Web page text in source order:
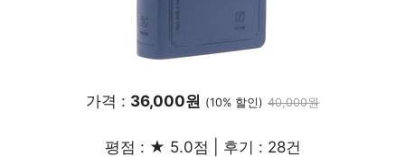
가격 : 36,000원 (10% 할인) 40,000원
평점 : ★ 5.0점 | 후기 : 28건